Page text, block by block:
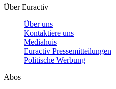
Über Euractiv
Über uns
Kontaktiere uns
Mediahuis
Euractiv Pressemitteilungen
Politische Werbung
Abos